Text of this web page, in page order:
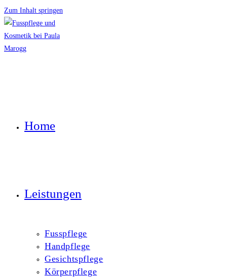
Zum Inhalt springen
Home
Leistungen
Fusspflege
Handpflege
Gesichtspflege
Körperpflege